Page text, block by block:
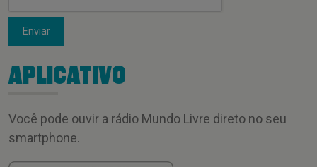
Enviar
APLICATIVO
Você pode ouvir a rádio Mundo Livre direto no seu
smartphone.